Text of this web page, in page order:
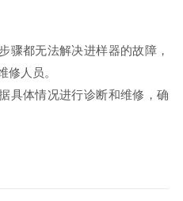
都无法解决进样器的故障，
修人员。
体情况进行诊断和维修，确